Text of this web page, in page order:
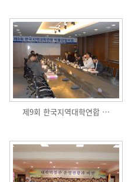
제9회 한국지역대학연합 …